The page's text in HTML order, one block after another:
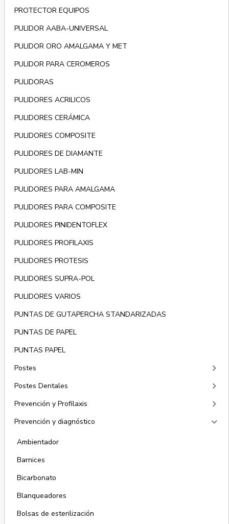
PROTECTOR EQUIPOS
PULIDOR AABA-UNIVERSAL
PULIDOR ORO AMALGAMA Y MET
PULIDOR PARA CEROMEROS
PULIDORAS
PULIDORES ACRILICOS
PULIDORES CERÁMICA
PULIDORES COMPOSITE
PULIDORES DE DIAMANTE
PULIDORES LAB-MIN
PULIDORES PARA AMALGAMA
PULIDORES PARA COMPOSITE
PULIDORES PINIDENTOFLEX
PULIDORES PROFILAXIS
PULIDORES PROTESIS
PULIDORES SUPRA-POL
PULIDORES VARIOS
PUNTAS DE GUTAPERCHA STANDARIZADAS
PUNTAS DE PAPEL
PUNTAS PAPEL
Postes
keyboard_arrow_right
Postes Dentales keyboard_arrow_right
Prevención y Profilaxis keyboard_arrow_right
Prevención y diagnóstico keyboard_arrow_right
Ambientador
Barnices
Bicarbonato
Blanqueadores
Bolsas de esterilización